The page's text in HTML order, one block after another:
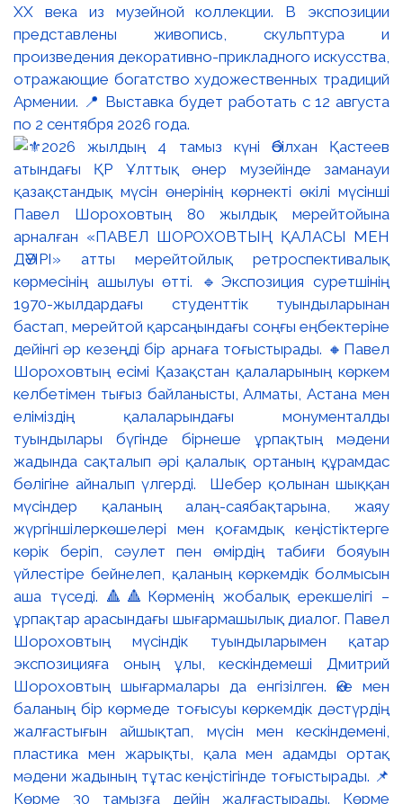
XX века из музейной коллекции. В экспозиции
представлены живопись, скульптура и
произведения декоративно-прикладного искусства,
отражающие богатство художественных традиций
Армении. 📍 Выставка будет работать с 12 августа
по 2 сентября 2026 года.